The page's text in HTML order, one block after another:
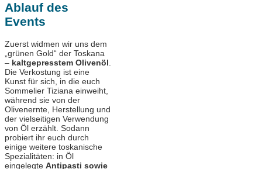
Ablauf des
Events
Zuerst widmen wir uns dem
„grünen Gold“ der Toskana
– kaltgepresstem Olivenöl
Die Verkostung ist eine
Kunst für sich, in die euch
Sommelier Tiziana einweiht,
während sie von der
Olivenernte, Herstellung und
der vielseitigen Verwendung
von Öl erzählt. Sodann
probiert ihr euch durch
einige weitere toskanische
Spezialitäten: in Öl
eingelegte Antipasti sowie